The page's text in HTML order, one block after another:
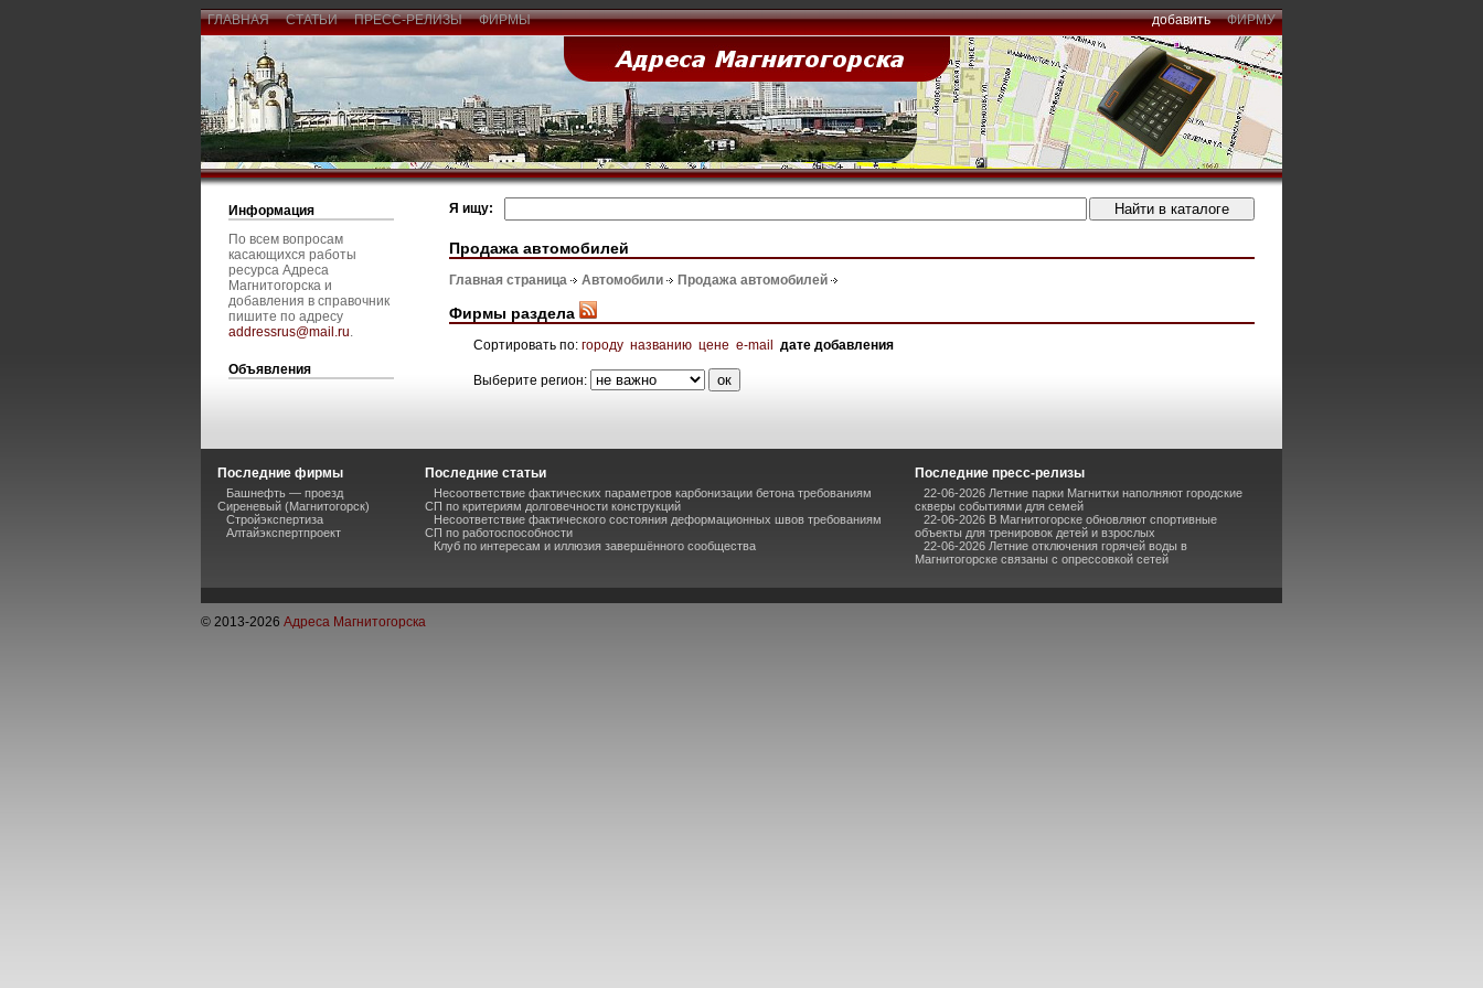
ГЛАВНАЯ СТАТЬИ ПРЕСС-РЕЛИЗЫ ФИРМЫ добавить ФИРМУ
Информация
По всем вопросам
касающихся работы
ресурса Адреса
Магнитогорска и
добавления в справочник
пишите по адресу
addressrus@mail.ru.
Объявления
Я ищу:
Продажа автомобилей
Главная страница Автомобили Продажа автомобилей
Фирмы раздела
Сортировать по: городу названию цене e-mail дате добавления
Выберите регион:
Последние фирмы
Башнефть — проезд
Сиреневый (Магнитогорск)
Стройэкспертиза
Алтайэкспертпроект
Последние статьи
Несоответствие фактических параметров карбонизации бетона требованиям
СП по критериям долговечности конструкций
Несоответствие фактического состояния деформационных швов требованиям
СП по работоспособности
Клуб по интересам и иллюзия завершённого сообщества
Последние пресс-релизы
22-06-2026 Летние парки Магнитки наполняют городские
скверы событиями для семей
22-06-2026 В Магнитогорске обновляют спортивные
объекты для тренировок детей и взрослых
22-06-2026 Летние отключения горячей воды в
Магнитогорске связаны с опрессовкой сетей
© 2013-2026 Адреса Магнитогорска